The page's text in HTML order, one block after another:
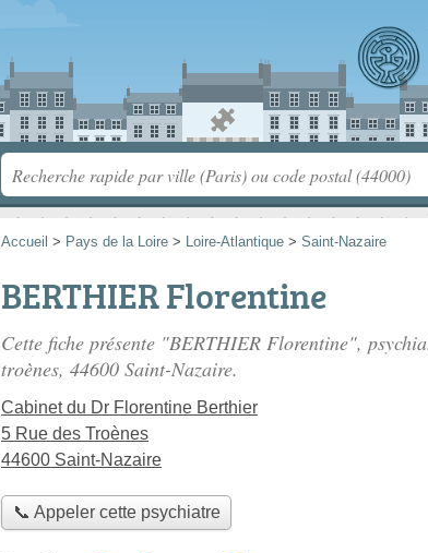
Accueil > Pays de la Loire > Loire-Atlantique > Saint-Nazaire
BERTHIER Florentine
Cette fiche présente "BERTHIER Florentine",
troènes, 44600 Saint-Nazaire.
Cabinet du Dr Florentine Berthier
5 Rue des Troènes
44600 Saint-Nazaire
📞 Appeler cette psychiatre